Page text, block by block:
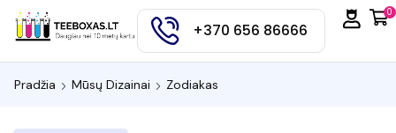
+370 656 86666
0
Pradžia Mūsų Dizainai Zodiakas